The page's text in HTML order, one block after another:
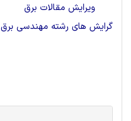
ویرایش مقالات برق
گرایش های رشته مهندسی برق